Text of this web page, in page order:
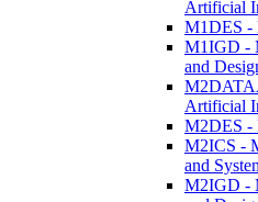
Artificial
M1DES -
M1IGD -
and
Artificial
M2DES -
M2ICS -
and
M2IGD -